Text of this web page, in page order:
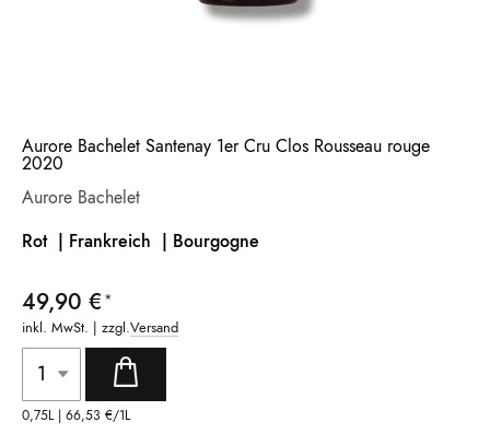
Aurore Bachelet Santenay 1er Cru Clos Rousseau rouge
2020
Aurore Bachelet
Rot | Frankreich | Bourgogne
49,90 €
inkl. MwSt. | zzgl.Versand
0,75L | 66,53 €/1L